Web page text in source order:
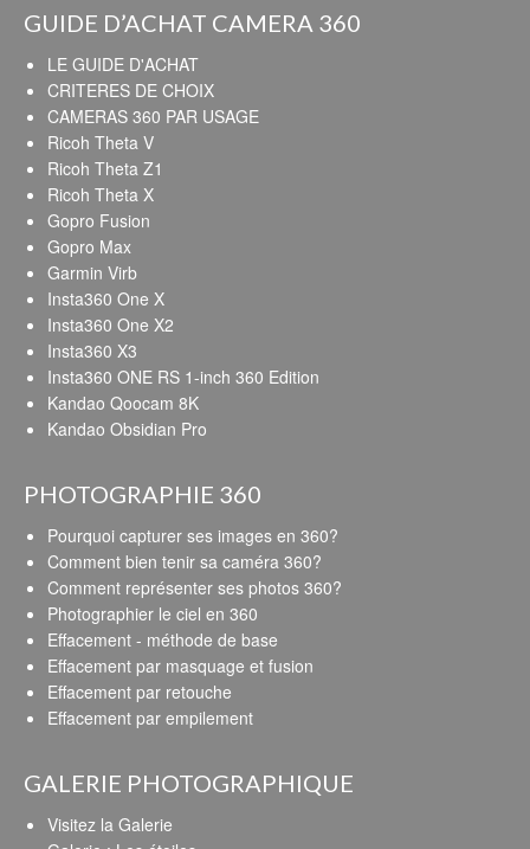
GUIDE D’ACHAT CAMERA 360
LE GUIDE D'ACHAT
CRITERES DE CHOIX
CAMERAS 360 PAR USAGE
Ricoh Theta V
Ricoh Theta Z1
Ricoh Theta X
Gopro Fusion
Gopro Max
Garmin Virb
Insta360 One X
Insta360 One X2
Insta360 X3
Insta360 ONE RS 1-inch 360 Edition
Kandao Qoocam 8K
Kandao Obsidian Pro
PHOTOGRAPHIE 360
Pourquoi capturer ses images en 360?
Comment bien tenir sa caméra 360?
Comment représenter ses photos 360?
Photographier le ciel en 360
Effacement - méthode de base
Effacement par masquage et fusion
Effacement par retouche
Effacement par empilement
GALERIE PHOTOGRAPHIQUE
Visitez la Galerie